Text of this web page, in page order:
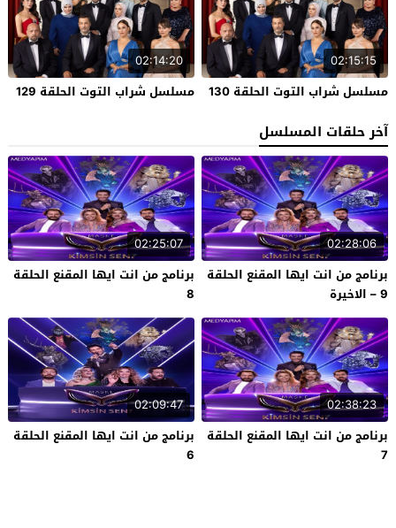
02:15:15
مسلسل شراب التوت الحلقة 130
02:14:20
مسلسل شراب التوت الحلقة 129
آخر حلقات المسلسل
02:28:06
برنامج من انت ايها المقنع الحلقة
9 – الاخيرة
02:25:07
برنامج من انت ايها المقنع الحلقة
8
02:38:23
برنامج من انت ايها المقنع الحلقة
7
02:09:47
برنامج من انت ايها المقنع الحلقة
6